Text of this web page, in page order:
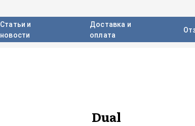
Доставка и
оплата
Статьи и
новости
Dual